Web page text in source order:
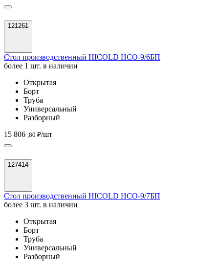
121261
Стол производственный HICOLD НСО-9/6БП
более 1 шт. в наличии
Открытая
Борт
Труба
Универсальный
Разборный
15 806 ,80 ₽/шт
127414
Стол производственный HICOLD НСО-9/7БП
более 3 шт. в наличии
Открытая
Борт
Труба
Универсальный
Разборный